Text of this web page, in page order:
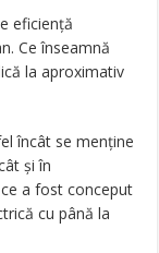
eficiență
Ce înseamnă
la aproximativ
încât se menține
și în
a fost conceput
cu până la